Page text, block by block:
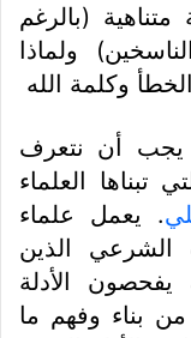
(بالرغم
ولماذا
وكلمة الله
يجب أن نتعرف
تبناها العلماء
. يعمل علماء
الذين
الأدلة
من بناء وفهم ما